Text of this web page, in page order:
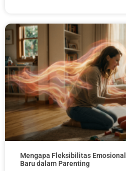
Mengapa Fleksibilitas
Baru dalam Parenting